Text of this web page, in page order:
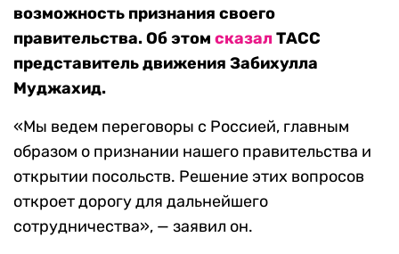
возможность признания своего
правительства. Об этом сказалТАСС
представитель движения Забихулла
Муджахид.
«Мы ведем переговоры с Россией, главным
образом о признании нашего правительства и
открытии посольств. Решение этих вопросов
откроет дорогу для дальнейшего
сотрудничества», — заявил он.